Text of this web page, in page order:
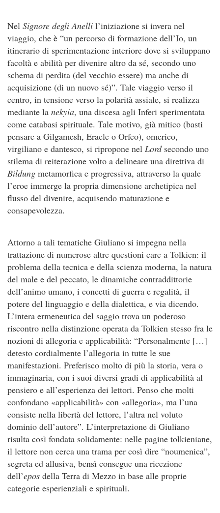
Nel Signore degli Anelli l’iniziazione si invera nel
viaggio, che è “un percorso di formazione dell’Io, un
itinerario di sperimentazione interiore dove si sviluppano
facoltà e abilità per divenire altro da sé, secondo uno
schema di perdita (del vecchio essere) ma anche di
acquisizione (di un nuovo sé)”. Tale viaggio verso il
centro, in tensione verso la polarità assiale, si realizza
mediante la nekyia, una discesa agli Inferi sperimentata
come catabasi spirituale. Tale motivo, già mitico (basti
pensare a Gilgamesh, Eracle o Orfeo), omerico,
virgiliano e dantesco, si ripropone nel Lordsecondo uno
stilema di reiterazione volto a delineare una direttiva di
Bildung metamorfica e progressiva, attraverso la quale
l’eroe immerge la propria dimensione archetipica nel
flusso del divenire, acquisendo maturazione e
consapevolezza.
Attorno a tali tematiche Giuliano si impegna nella
trattazione di numerose altre questioni care a Tolkien: il
problema della tecnica e della scienza moderna, la natura
del male e del peccato, le dinamiche contraddittorie
dell’animo umano, i concetti di guerra e regalità, il
potere del linguaggio e della dialettica, e via dicendo.
L’intera ermeneutica del saggio trova un poderoso
riscontro nella distinzione operata da Tolkien stesso fra le
nozioni di allegoria e applicabilità: “Personalmente […]
detesto cordialmente l’allegoria in tutte le sue
manifestazioni. Preferisco molto di più la storia, vera o
immaginaria, con i suoi diversi gradi di applicabilità al
pensiero e all’esperienza dei lettori. Penso che molti
confondano «applicabilità» con «allegoria», ma l’una
consiste nella libertà del lettore, l’altra nel voluto
dominio dell’autore”. L’interpretazione di Giuliano
risulta così fondata solidamente: nelle pagine tolkieniane,
il lettore non cerca una trama per così dire “noumenica”,
segreta ed allusiva, bensì consegue una ricezione
dell’epos della Terra di Mezzo in base alle proprie
categorie esperienziali e spirituali.